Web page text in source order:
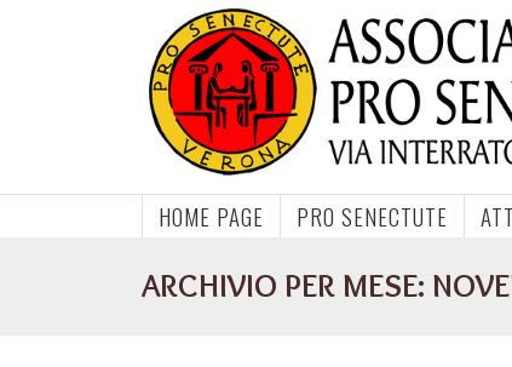
HOME PAGE PRO SENECTUTE
ARCHIVIO PER MESE: